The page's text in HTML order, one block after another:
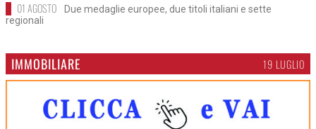
01 AGOSTO
Due medaglie europee, due titoli italiani e sette
regionali
IMMOBILIARE 19 LUGLIO